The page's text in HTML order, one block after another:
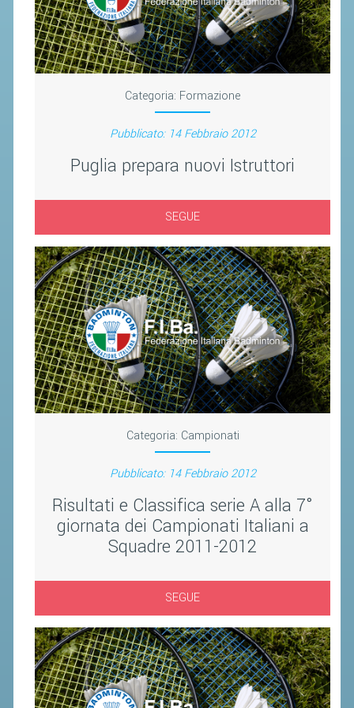
Categoria: Formazione
Pubblicato: 14 Febbraio 2012
Puglia prepara nuovi Istruttori
SEGUE
Categoria: Campionati
Pubblicato: 14 Febbraio 2012
Risultati e Classifica serie A alla 7°
giornata dei Campionati Italiani a
Squadre 2011-2012
SEGUE
MODULI
MANIFESTAZIONI SPORTIVE
RICHIESTA TORNEI
EVENTI SOSTENIBILI
PARA BADMINTON
L'ATTIVITÀ
TESSERAMENTO
REGOLAMENTI
GARE
STAFF TECNICO
CLASSIFICHE 2016-2023
ATLETI D'INTERESSE NAZIONALE
SCHEDE ATLETI
PROMOZIONE
NUOVI GIOCHI DELLA GIOVENTÙ
PROGETTO SHUTTLE TIME
TROFEO CONI
PROGETTI CONI
PROGETTI SPORT E SALUTE
FORMAZIONE